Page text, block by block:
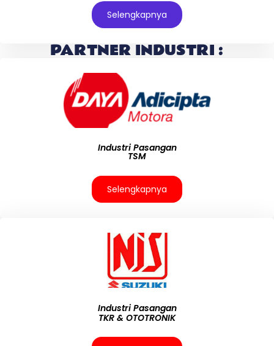
Selengkapnya
PARTNER INDUSTRI :
Industri Pasangan
TSM
Selengkapnya
Industri Pasangan
TKR & OTOTRONIK